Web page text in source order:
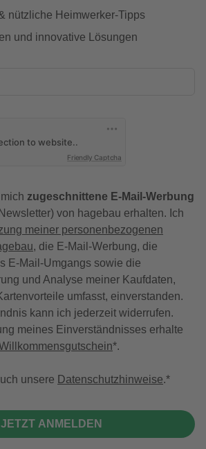
nützliche Heimwerker-Tipps
und innovative Lösungen
Friendly Captcha
zugeschnittene E-Mail-Werbung
von hagebau erhalten. Ich
meiner personenbezogenen
, die E-Mail-Werbung, die
E-Mail-Umgangs sowie die
und Analyse meiner Kaufdaten,
umfasst, einverstanden.
kann ich jederzeit widerrufen.
meines Einverständnisses erhalte
*.
unsere Datenschutzhinweise.
JETZT ANMELDEN